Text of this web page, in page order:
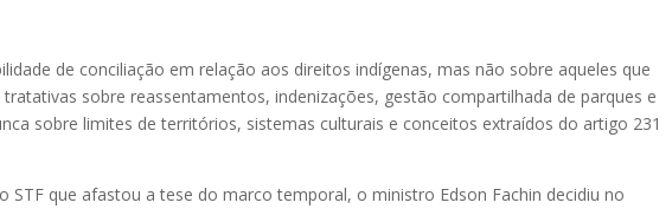
de conciliação em relação aos direitos indígenas, mas não sobre aqueles que
tratativas sobre reassentamentos, indenizações, gestão compartilhada de parques e
sobre limites de territórios, sistemas culturais e conceitos extraídos do artigo 231
STF que afastou a tese do marco temporal, o ministro Edson Fachin decidiu no